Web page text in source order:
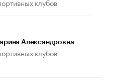
клубов
Александровна
клубов